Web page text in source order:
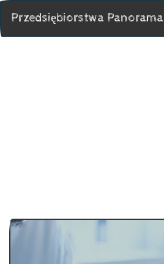
Przedsiębiorstwa Panorama